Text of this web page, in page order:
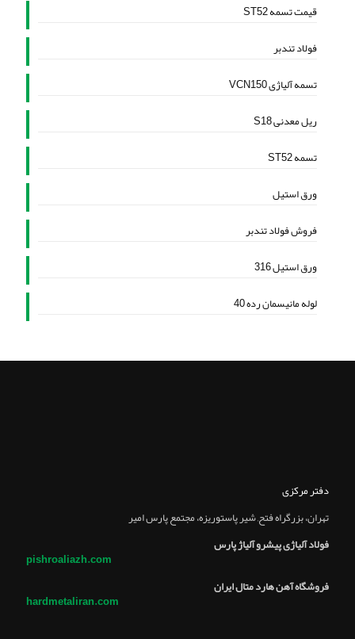
قیمت تسمه ST52
فولاد تندبر
تسمه آلیاژی VCN150
ریل معدنی S18
تسمه ST52
ورق استیل
فروش فولاد تندبر
ورق استیل 316
لوله مانیسمان رده 40
دفتر مرکزی
تهران، بزرگراه فتح, شير پاستوريزه، مجتمع پارس امير
فولاد آلیاژی پیشرو آلیاژ پارس
pishroaliazh.com
فروشگاه آهن هارد متال ایران
hardmetaliran.com